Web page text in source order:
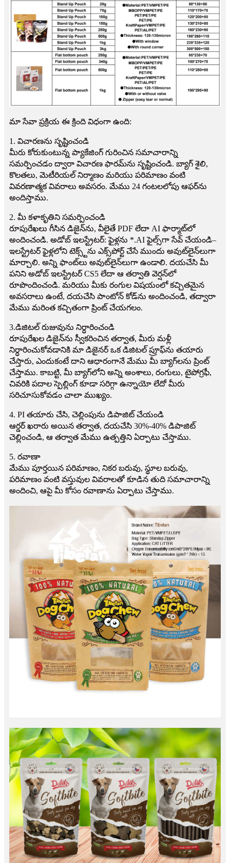
మా సేవా ప్రక్రియ ఈ క్రింది విధంగా ఉంది:
1. విచారణను సృష్టించండి
మీరు కోరుకుంటున్న ప్యాకేజింగ్ గురించిన సమాచారాన్ని
సమర్పించడం ద్వారా విచారణ ఫారమ్‌ను సృష్టించండి. బ్యాగ్ శైలి,
కొలతలు, మెటీరియల్ నిర్మాణం మరియు పరిమాణం వంటి
వివరణాత్మక వివరాలు అవసరం. మేము 24 గంటలలోపు ఆఫర్‌ను
అందిస్తాము.
2. మీ కళాకృతిని సమర్పించండి
రూపురేఖలు గీసిన డిజైన్‌ను, వీలైతే PDF లేదా AI ఫార్మాట్‌లో
అందించండి. అడోబ్ ఇలస్ట్రేటర్: ఫైళ్లను *.AI ఫైల్స్‌గా సేవ్ చేయండి–
ఇలస్ట్రేటర్ ఫైళ్లలోని టెక్స్ట్‌ను ఎక్స్‌పోర్ట్ చేసే ముందు అవుట్‌లైన్‌లుగా
మార్చాలి. అన్ని ఫాంట్‌లు అవుట్‌లైన్‌లుగా ఉండాలి. దయచేసి మీ
పనిని అడోబ్ ఇలస్ట్రేటర్ CS5 లేదా ఆ తర్వాతి వెర్షన్‌లో
రూపొందించండి. మరియు మీకు రంగుల విషయంలో కచ్చితమైన
అవసరాలు ఉంటే, దయచేసి పాంటోన్ కోడ్‌ను అందించండి, తద్వారా
మేము మరింత కచ్చితంగా ప్రింట్ చేయగలం.
3.డిజిటల్ రుజువును నిర్ధారించండి
రూపురేఖల డిజైన్‌ను స్వీకరించిన తర్వాత, మీరు మళ్లీ
నిర్ధారించుకోవడానికి మా డిజైనర్ ఒక డిజిటల్ ప్రూఫ్‌ను తయారు
చేస్తారు, ఎందుకంటే దాని ఆధారంగానే మేము మీ బ్యాగ్‌లను ప్రింట్
చేస్తాము. కాబట్టి, మీ బ్యాగ్‌లోని అన్ని అంశాలు, రంగులు, టైపోగ్రఫీ,
చివరికి పదాల స్పెల్లింగ్ కూడా సరిగ్గా ఉన్నాయో లేదో మీరు
సరిచూసుకోవడం చాలా ముఖ్యం.
4. PI తయారు చేసి, చెల్లింపును డిపాజిట్ చేయండి
ఆర్డర్ ఖరారు అయిన తర్వాత, దయచేసి 30%-40% డిపాజిట్
చెల్లించండి, ఆ తర్వాత మేము ఉత్పత్తిని ఏర్పాటు చేస్తాము.
5. రవాణా
మేము పూర్తయిన పరిమాణం, నికర బరువు, స్థూల బరువు,
పరిమాణం వంటి వస్తువుల వివరాలతో కూడిన తుది సమాచారాన్ని
అందించి, ఆపై మీ కోసం రవాణాను ఏర్పాటు చేస్తాము.